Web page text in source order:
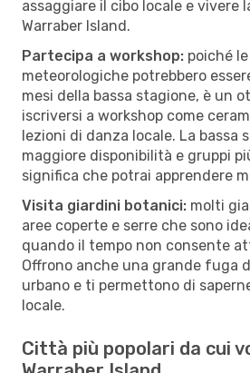
assaggiare il cibo locale e vivere
Warraber Island.
Partecipa a workshop: poiché
meteorologiche potrebbero
mesi della bassa stagione, è un
iscriversi a workshop come
lezioni di danza locale. La bassa
maggiore disponibilità e gruppi
significa che potrai apprendere
Visita giardini botanici: molti
aree coperte e serre che sono
quando il tempo non consente
Offrono anche una grande fuga
urbano e ti permettono di
locale.
Città più popolari da cui